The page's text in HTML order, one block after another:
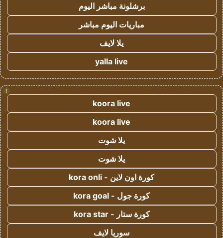
برشلونة مباشر اليوم
مباريات اليوم مباشر
يلا لايف
yalla live
!
koora live
koora live
يلا شوت
يلا شوت
كورة اون لاين - kora onli
كورة جول - kora goal
كورة ستار - kora star
سوريا لايف